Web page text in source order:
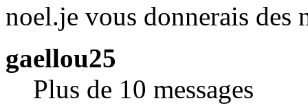
noel.je vous donnerais des
gaellou25
Plus de 10 messages